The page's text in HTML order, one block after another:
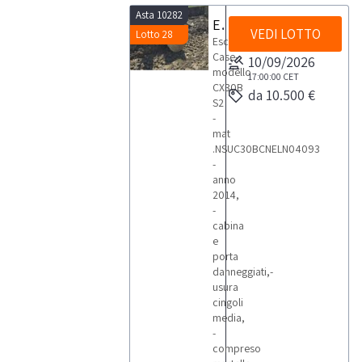
Asta 10282
Lotto 28
Escavatore Case
Escavatore
Case-
modello
CX30B
S2
-
mat
.NSUC30BCNELN04093
-
anno
2014,
-
cabina
e
porta
danneggiati,-
usura
cingoli
media,
-
compreso
VEDI LOTTO
10/09/2026
17:00:00 CET
da 10.500 €